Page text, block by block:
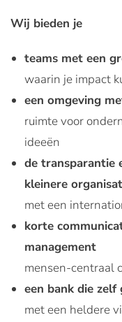
Wij bieden je
teams met een
waarin je impact
een omgeving
ruimte voor
ideeën
de transparantie
kleinere
met een
korte
management
mensen-centraal
een bank die
met een heldere